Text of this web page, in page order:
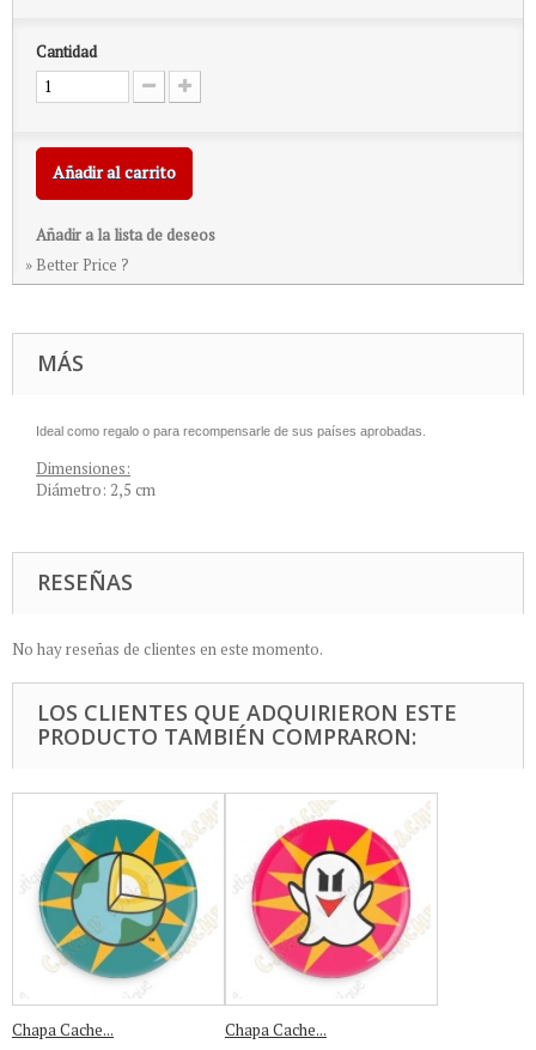
Cantidad
Añadir al carrito
Añadir a la lista de deseos
» Better Price ?
MÁS
Ideal como regalo o para recompensarle de sus países aprobadas
Dimensiones:
Diámetro: 2,5 cm
RESEÑAS
No hay reseñas de clientes en este momento.
LOS CLIENTES QUE ADQUIRIERON ESTE
PRODUCTO TAMBIÉN COMPRARON:
Chapa Cache...
Chapa Cache...